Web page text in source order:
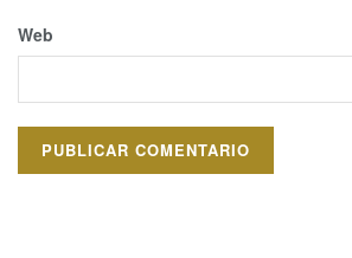
Web